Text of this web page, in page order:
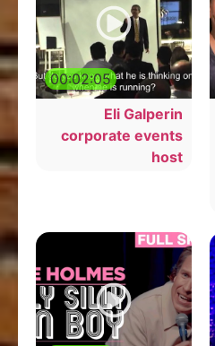
00:02:05
Eli Galperin
corporate events
host